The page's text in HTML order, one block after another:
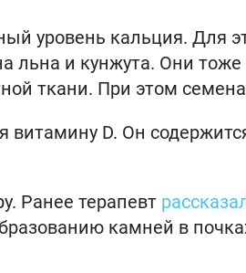
уровень кальция. Для
льна и кунжута. Они
ткани. При этом
витамину D. Он
Ранее терапевт
камней в